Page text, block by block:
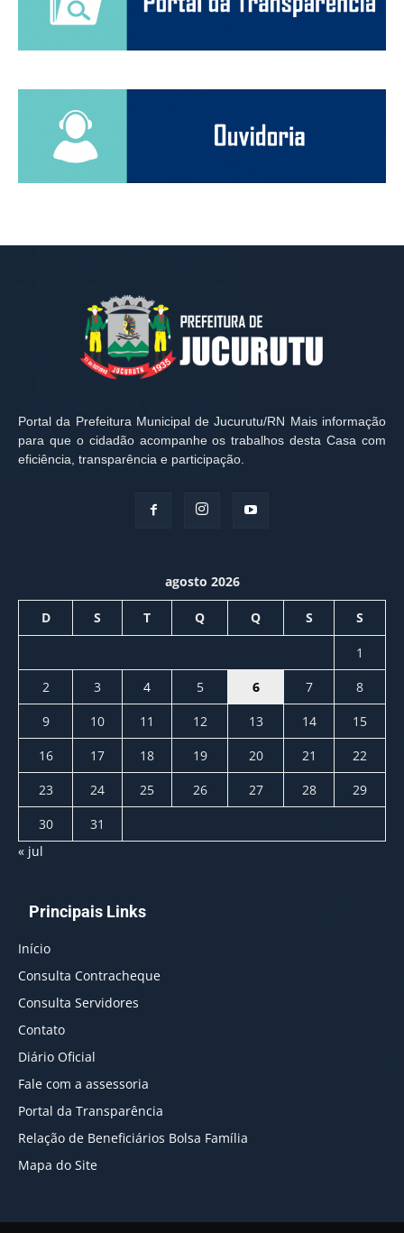
Portal da Prefeitura Municipal de Jucurutu/RN Mais informação
para que o cidadão acompanhe os trabalhos desta Casa com
eficiência, transparência e participação.
agosto 2026
D S T Q Q S S
1
2
3 4 5 6 7
8
9
10 11 12 13 14
15
16
17 18 19 20 21
22
23
24 25 26 27 28
29
30
31
« jul
Principais Links
Início
Consulta Contracheque
Consulta Servidores
Contato
Diário Oficial
Fale com a assessoria
Portal da Transparência
Relação de Beneficiários Bolsa Família
Mapa do Site